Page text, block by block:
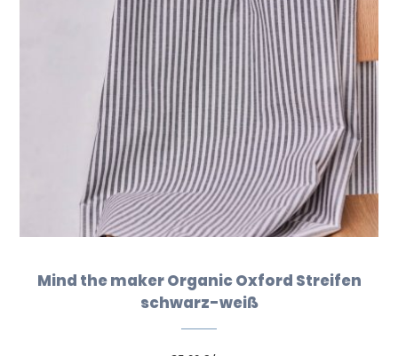
Mind the maker Organic Oxford Streifen
schwarz-weiß